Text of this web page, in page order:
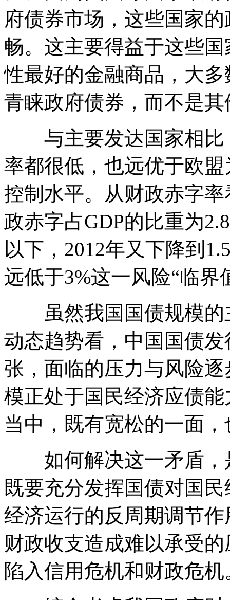
府债券市场，这些国家
畅。这主要得益于这些
性最好的金融商品，大
青睐政府债券，而不是
与主要发达国家相比
率都很低，也远优于欧
控制水平。从财政赤字
政赤字占GDP的比重为
以下，2012年又下降到
远低于3%这一风险“临界
虽然我国国债规模的
动态趋势看，中国国债
张，面临的压力与风险
模正处于国民经济应债
当中，既有宽松的一面
如何解决这一矛盾，
既要充分发挥国债对国
经济运行的反周期调节
财政收支造成难以承受
陷入信用危机和财政危机